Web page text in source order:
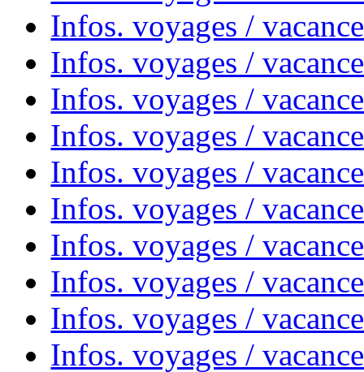
Infos. voyages /
Infos. voyages /
Infos. voyages /
Infos. voyages /
Infos. voyages /
Infos. voyages /
Infos. voyages /
Infos. voyages /
Infos. voyages /
Infos. voyages /